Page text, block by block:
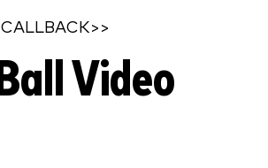
Video